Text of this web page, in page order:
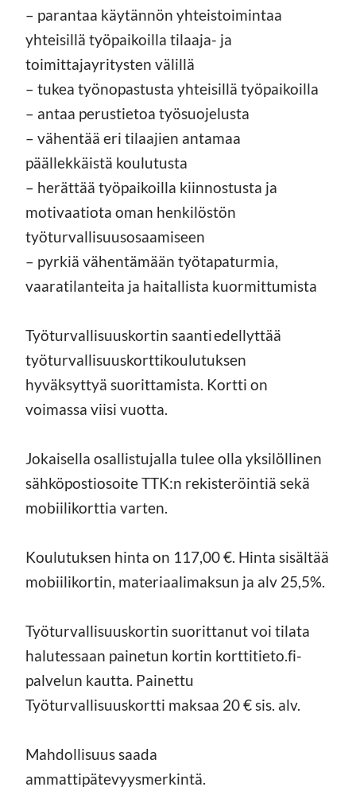
– parantaa käytännön yhteistoimintaa
yhteisillä työpaikoilla tilaaja- ja
toimittajayritysten välillä
– tukea työnopastusta yhteisillä työpaikoilla
– antaa perustietoa työsuojelusta
– vähentää eri tilaajien antamaa
päällekkäistä koulutusta
– herättää työpaikoilla kiinnostusta ja
motivaatiota oman henkilöstön
työturvallisuusosaamiseen
– pyrkiä vähentämään työtapaturmia,
vaaratilanteita ja haitallista kuormittumista
Työturvallisuuskortin saanti edellyttää
työturvallisuuskorttikoulutuksen
hyväksyttyä suorittamista. Kortti on
voimassa viisi vuotta.
Jokaisella osallistujalla tulee olla yksilöllinen
sähköpostiosoite TTK:n rekisteröintiä sekä
mobiilikorttia varten.
Koulutuksen hinta on 117,00 €. Hinta sisältää
mobiilikortin, materiaalimaksun ja alv 25,5%.
Työturvallisuuskortin suorittanut voi tilata
halutessaan painetun kortin korttitieto.fi-
palvelun kautta. Painettu
Työturvallisuuskortti maksaa 20 € sis. alv.
Mahdollisuus saada
ammattipätevyysmerkintä.